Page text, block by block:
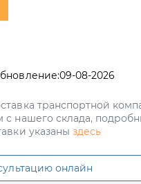
09-08-2026
транспортной
с нашего склада,
указаны здесь
онлайн